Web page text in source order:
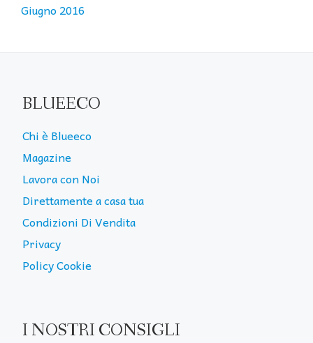
Giugno 2016
BLUEECO
Chi è Blueeco
Magazine
Lavora con Noi
Direttamente a casa tua
Condizioni Di Vendita
Privacy
Policy Cookie
I NOSTRI CONSIGLI